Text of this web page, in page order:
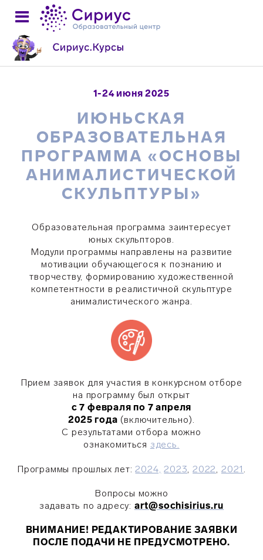
1-24 июня 2025
ИЮНЬСКАЯ
ОБРАЗОВАТЕЛЬНАЯ
ПРОГРАММА «ОСНОВЫ
АНИМАЛИСТИЧЕСКОЙ
СКУЛЬПТУРЫ»
Образовательная программа заинтересует
юных скульпторов.
Модули программы направлены на развитие
мотивации обучающегося к познанию и
творчеству, формированию художественной
компетентности в реалистичной скульптуре
анималистического жанра.
Прием заявок для участия в конкурсном отборе
на программу был открыт
с 7 февраля по 7 апреля
2025 года (включительно).
С результатами отбора можно
ознакомиться здесь.
Программы прошлых лет:2024, 2023,2022, 2021.
Вопросы можно
задавать по адресу: art@sochisirius.ru
ВНИМАНИЕ! РЕДАКТИРОВАНИЕ ЗАЯВКИ
ПОСЛЕ ПОДАЧИ НЕ ПРЕДУСМОТРЕНО.